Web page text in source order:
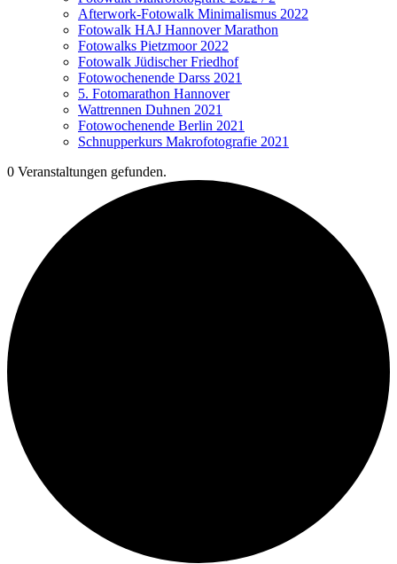
Afterwork-Fotowalk Minimalismus 2022
Fotowalk HAJ Hannover Marathon
Fotowalks Pietzmoor 2022
Fotowalk Jüdischer Friedhof
Fotowochenende Darss 2021
5. Fotomarathon Hannover
Wattrennen Duhnen 2021
Fotowochenende Berlin 2021
Schnupperkurs Makrofotografie 2021
0 Veranstaltungen gefunden.